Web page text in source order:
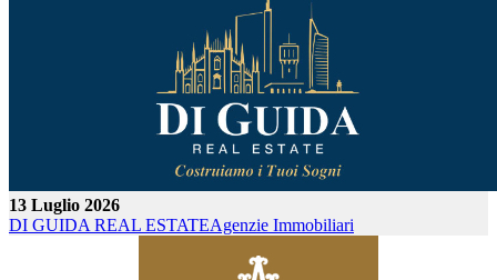
13 Luglio 2026
DI GUIDA REAL ESTATEAgenzie Immobiliari